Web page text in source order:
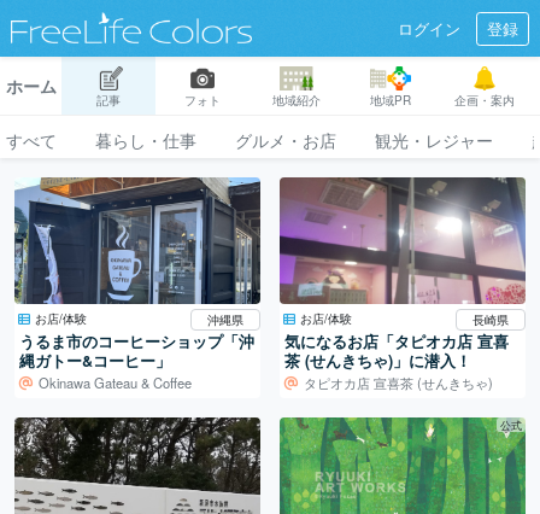
ログイン 登録
ホーム
記事 フォト 地域紹介 地域PR 企画・案内
すべて 暮らし・仕事 グルメ・お店 観光・レジャー
お店/体験 沖縄県
うるま市のコーヒーショップ「沖
縄ガトー&コーヒー」
Okinawa Gateau & Coffee
お店/体験 長崎県
気になるお店「タピオカ店 宣喜
茶 (せんきちゃ)」に潜入！
タピオカ店 宣喜茶 (せんきちゃ)
公式